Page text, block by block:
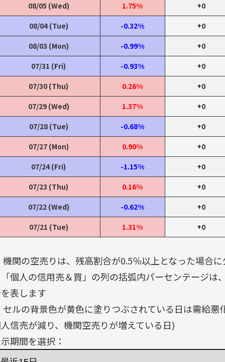
08/05 (Wed)
1.75%
+0
08/04 (Tue)
-0.32%
+0
08/03 (Mon)
-0.99%
+0
07/31 (Fri)
-0.93%
+0
07/30 (Thu)
0.26%
+0
07/29 (Wed)
1.37%
+0
07/28 (Tue)
-0.68%
+0
07/27 (Mon)
0.90%
+0
07/24 (Fri)
-1.15%
+0
07/23 (Thu)
0.16%
+0
07/22 (Wed)
-0.62%
+0
07/21 (Tue)
1.31% +0
機関の空売りは、残高割合が0.5％以上となった場合
個人の信用売＆買」の列の括弧内パーセンテージは
表します
セルの背景色が黄色に塗りつぶされている日は需給
信売が減り、機関空売りが増えている日)
期間を選択：